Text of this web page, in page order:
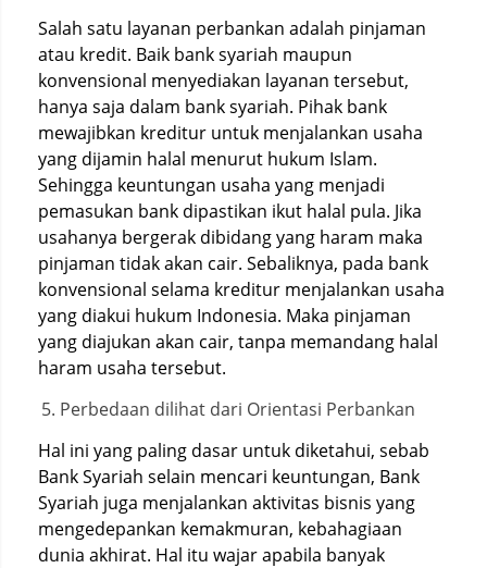
Salah satu layanan perbankan adalah pinjaman
atau kredit. Baik bank syariah maupun
konvensional menyediakan layanan tersebut,
hanya saja dalam bank syariah. Pihak bank
mewajibkan kreditur untuk menjalankan usaha
yang dijamin halal menurut hukum Islam.
Sehingga keuntungan usaha yang menjadi
pemasukan bank dipastikan ikut halal pula. Jika
usahanya bergerak dibidang yang haram maka
pinjaman tidak akan cair. Sebaliknya, pada bank
konvensional selama kreditur menjalankan usaha
yang diakui hukum Indonesia. Maka pinjaman
yang diajukan akan cair, tanpa memandang halal
haram usaha tersebut.
Perbedaan dilihat dari Orientasi Perbankan
Hal ini yang paling dasar untuk diketahui, sebab
Bank Syariah selain mencari keuntungan, Bank
Syariah juga menjalankan aktivitas bisnis yang
mengedepankan kemakmuran, kebahagiaan
dunia akhirat. Hal itu wajar apabila banyak